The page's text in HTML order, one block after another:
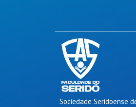
Sociedade Seridoense